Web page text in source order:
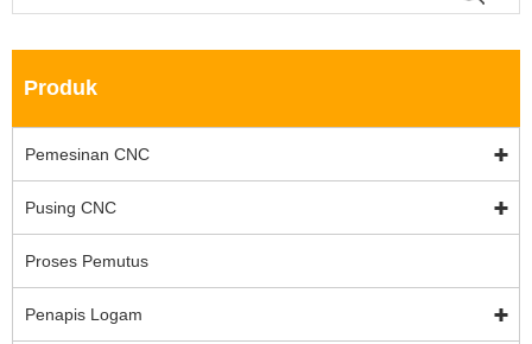
Produk
Pemesinan CNC
Pusing CNC
Proses Pemutus
Penapis Logam